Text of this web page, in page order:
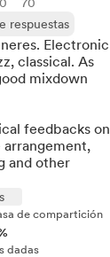
respuestas
Electronic
classical. As
mixdown
feedbacks on
and other
de compartición
dadas